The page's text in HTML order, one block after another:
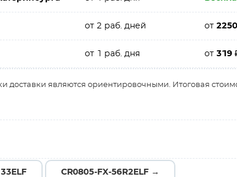
от 2 раб. дней от
от 1 раб. дня от319
доставки являются ориентировочными. Итоговая
CR0805-FX-56R2ELF →